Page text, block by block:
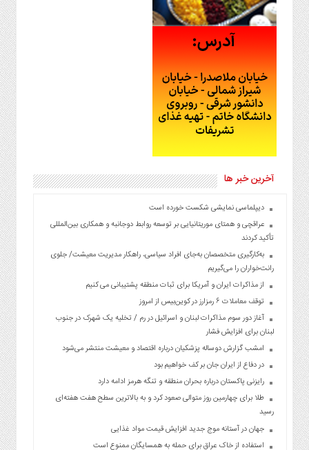
آخرین خبر ها
دیپلماسی نمایشی شکست خورده است
عراقچی و همتای موریتانیایی بر توسعه روابط دوجانبه و همکاری بین‌المللی
تأکید کردند
به‌کارگیری متخصصان به‌جای افراد سیاسی، راهکار مدیریت معیشت/ جلوی
رانت‌خواران را می‌گیریم
از مذاکرات ایران و آمریکا برای ثبات منطقه پشتیبانی می کنیم
توقف معاملات ۶ رمزارز در کوین‌بیس از امروز
آغاز دور سوم مذاکرات لبنان و اسرائیل در رم / تخلیه یک شهرک در جنوب
لبنان برای افزایش فشار
امشب گزارش دوساله پزشکیان درباره اقتصاد و معیشت منتشر می‌شود
در دفاع از ایران جان بر کف خواهیم بود
رایزنی پاکستان درباره بحران منطقه و تنگه هرمز ادامه دارد
طلا برای چهارمین روز متوالی صعود کرد و به بالاترین سطح هفت هفته‌ای
رسید
جهان در آستانه موج جدید افزایش قیمت مواد غذایی
استفاده از خاک عراق برای حمله به همسایگان ممنوع است